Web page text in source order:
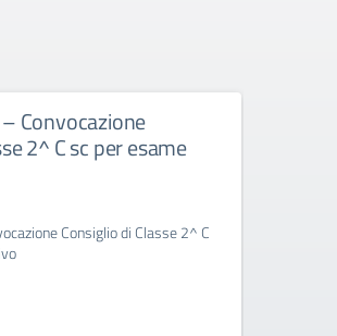
Convocazione
2^ C sc per esame
Consiglio di Classe 2^ C